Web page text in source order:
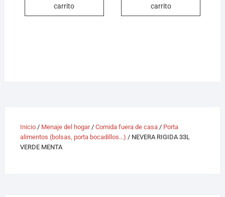
carrito
carrito
Inicio/ Menaje del hogar/ Comida fuera de casa/ Porta
alimentos (bolsas, porta bocadillos...) / NEVERA RIGIDA 33L
VERDE MENTA